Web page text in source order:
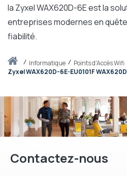
Accueilinformatique
Points d'Accès Wifi
Zyxel WAX620D-6E-EU0101F
la Zyxel WAX620D-6E est la
entreprises modernes en
fiabilité.
Contactez-nous